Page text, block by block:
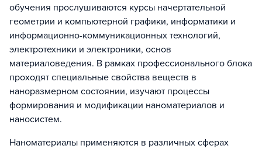
обучения прослушиваются курсы начертательной
геометрии и компьютерной графики, информатики и
информационно-коммуникационных технологий,
электротехники и электроники, основ
материаловедения. В рамках профессионального блока
проходят специальные свойства веществ в
наноразмерном состоянии, изучают процессы
формирования и модификации наноматериалов и
наносистем.
Наноматериалы применяются в различных сферах